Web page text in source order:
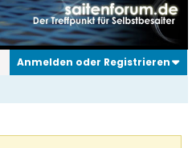
Anmelden oder Registrieren